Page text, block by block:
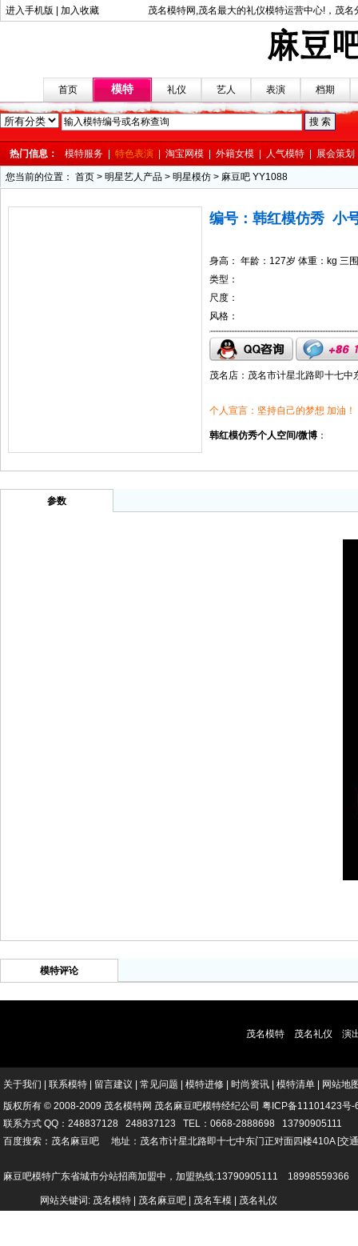
进入手机版 加入收藏 茂名模特网,茂名最大的礼仪模特运营中心! ，茂
首页 模特 礼仪 艺人 表演 档期
热门信息： 模特服务 特色表演 淘宝网模 外籍女模 人气模特 展会策划
您当前的位置： 首页 > 明星艺人产品 > 明星模仿 > 麻豆吧 YY1088
编号：韩红模仿秀 小
身高： 年龄：127岁 体重：kg 三
类型：
尺度：
风格：
茂名店：茂名市计星北路即十七中
个人宣言：坚持自己的梦想 加油！
韩红模仿秀个人空间/微博 ：
参数
模特评论
茂名模特 茂名礼仪 演
关于我们 联系模特 留言建议 常见问题 模特进修 时尚资讯 模特清单
网站地
版权所有 © 2008-2009 茂名模特网 茂名麻豆吧模特经纪公司 粤ICP备11101423号-
联系方式 QQ：248837128 248837123 TEL：0668-2888698 13790905111
百度搜索：茂名麻豆吧 地址：茂名市计星北路即十七中东门正对面四楼410A [交
麻豆吧模特广东省城市分站招商加盟中，加盟热线:13790905111 18998559366
网站关键词: 茂名模特 | 茂名麻豆吧 | 茂名车模 | 茂名礼仪